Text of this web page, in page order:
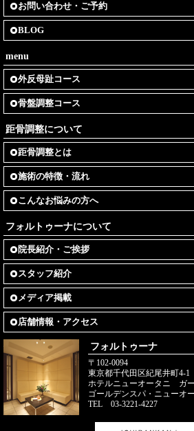
お問い合わせ・ご予約
BLOG
menu
外反母趾コース
骨盤調整コース
距骨調整について
距骨調整とは
施術の特徴・流れ
こんなお悩みの方へ
フォルトゥーナについて
院長紹介・ご挨拶
スタッフ紹介
メディア掲載
店舗情報・アクセス
フォルトゥーナ
〒102-0094
東京都千代田区紀尾井町4-1
ホテルニューオータニ ガ
ゴールデンスパ・ニューオ
TEL 03-3221-4227